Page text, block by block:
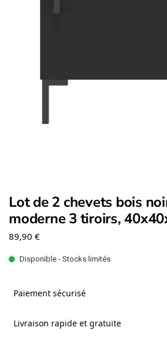
Lot de 2 chevets bois
moderne 3 tiroirs,
89,90 €
Disponible - Stocks limités
Paiement sécurisé
Livraison rapide et gratuite